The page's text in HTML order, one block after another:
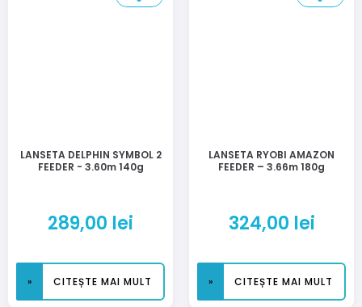
LANSETA DELPHIN SYMBOL 2
FEEDER - 3.60m 140g
289,00 lei
CITEȘTE MAI MULT
LANSETA RYOBI AMAZON
FEEDER – 3.66m 180g
324,00 lei
CITEȘTE MAI MULT